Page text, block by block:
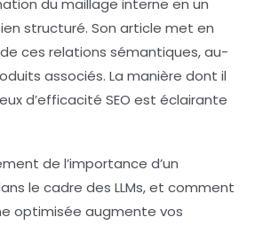
du maillage interne en un
structuré. Son article met en
ces relations sémantiques, au-
associés. La manière dont il
d’efficacité SEO est éclairante
de l’importance d’un
le cadre des LLMs, et comment
optimisée augmente vos